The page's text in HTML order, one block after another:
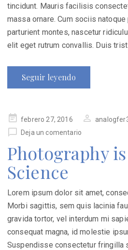
tincidunt. Mauris facilisis
massa ornare. Cum sociis
parturient montes, nascetur
elit eget rutrum convallis. Duis
Seguir leyendo
Publicado
en
febrero 27, 2016
Deja un comentario
Photography
Science
Lorem ipsum dolor sit amet,
Morbi sagittis, sem quis lacinia
gravida tortor, vel interdum mi
consequat magna, id molestie
Suspendisse consectetur fringilla